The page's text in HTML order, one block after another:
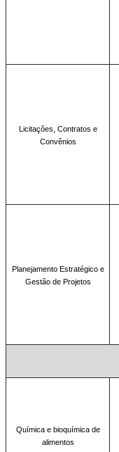
Licitações, Contratos e
Convênios
Planejamento Estratégico e
Gestão de Projetos
Química e bioquímica de
alimentos